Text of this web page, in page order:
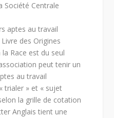
Société Centrale
aptes au travail
des Origines
Race est du seul
peut tenir un
au travail
trialer » et « sujet
la grille de cotation
Anglais tient une